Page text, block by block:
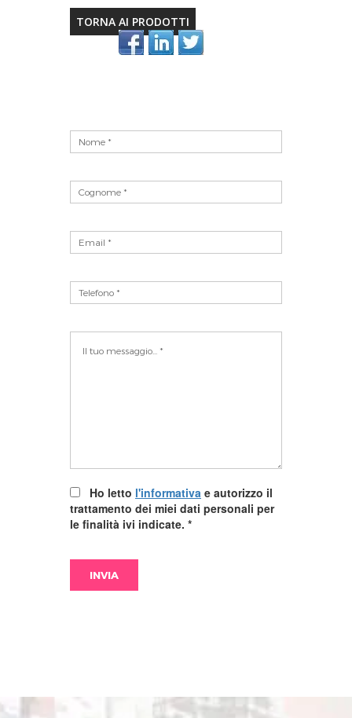
TORNA AI PRODOTTI
Ho letto l'informativa e autorizzo il
trattamento dei miei dati personali per
le finalità ivi indicate. *